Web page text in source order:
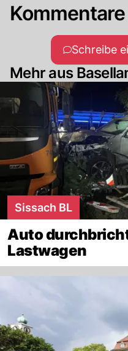
Kommentare
Schreibe
Mehr aus
Sissach BL
Auto
Lastwagen